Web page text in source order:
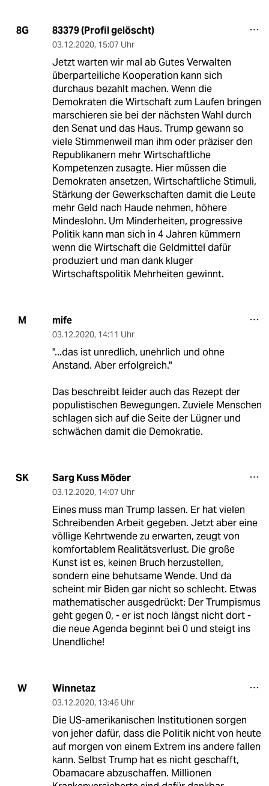
8G 83379 (Profil gelöscht)
03.12.2020, 15:07 Uhr
Jetzt warten wir mal ab Gutes Verwalten
überparteiliche Kooperation kann sich
durchaus bezahlt machen. Wenn die
Demokraten die Wirtschaft zum Laufen bringen
marschieren sie bei der nächsten Wahl durch
den Senat und das Haus. Trump gewann so
viele Stimmenweil man ihm oder präziser den
Republikanern mehr Wirtschaftliche
Kompetenzen zusagte. Hier müssen die
Demokraten ansetzen, Wirtschaftliche Stimuli,
Stärkung der Gewerkschaften damit die Leute
mehr Geld nach Haude nehmen, höhere
Mindeslohn. Um Minderheiten, progressive
Politik kann man sich in 4 Jahren kümmern
wenn die Wirtschaft die Geldmittel dafür
produziert und man dank kluger
Wirtschaftspolitik Mehrheiten gewinnt.
M mife
03.12.2020, 14:11 Uhr
"...das ist unredlich, unehrlich und ohne
Anstand. Aber erfolgreich."
Das beschreibt leider auch das Rezept der
populistischen Bewegungen. Zuviele Menschen
schlagen sich auf die Seite der Lügner und
schwächen damit die Demokratie.
SK Sarg Kuss Möder
03.12.2020, 14:07 Uhr
Eines muss man Trump lassen. Er hat vielen
Schreibenden Arbeit gegeben. Jetzt aber eine
völlige Kehrtwende zu erwarten, zeugt von
komfortablem Realitätsverlust. Die große
Kunst ist es, keinen Bruch herzustellen,
sondern eine behutsame Wende. Und da
scheint mir Biden gar nicht so schlecht. Etwas
mathematischer ausgedrückt: Der Trumpismus
geht gegen 0, - er ist noch längst nicht dort -
die neue Agenda beginnt bei 0 und steigt ins
Unendliche!
W Winnetaz
03.12.2020, 13:46 Uhr
Die US-amerikanischen Institutionen sorgen
von jeher dafür, dass die Politik nicht von heute
auf morgen von einem Extrem ins andere fallen
kann. Selbst Trump hat es nicht geschafft,
Obamacare abzuschaffen. Millionen